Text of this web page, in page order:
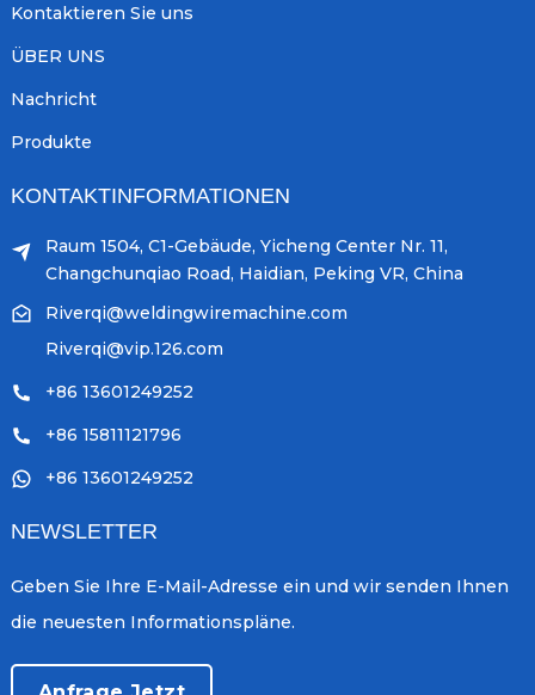
Kontaktieren Sie uns
ÜBER UNS
Nachricht
Produkte
KONTAKTINFORMATIONEN
Raum 1504, C1-Gebäude, Yicheng Center Nr. 11,
Changchunqiao Road, Haidian, Peking VR, China
Riverqi@weldingwiremachine.com
Riverqi@vip.126.com
+86 13601249252
+86 15811121796
+86 13601249252
NEWSLETTER
Geben Sie Ihre E-Mail-Adresse ein und wir senden Ihnen
die neuesten Informationspläne.